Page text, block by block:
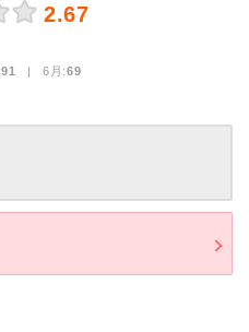
2.67
91 | 6月:69